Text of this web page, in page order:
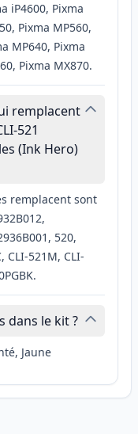
iP4600, Pixma
Pixma MP560,
MP640, Pixma
Pixma MX870.
remplacent
521
(Ink Hero)
remplacent sont
520,
CLI-521M, CLI-
dans le kit ?
Jaune